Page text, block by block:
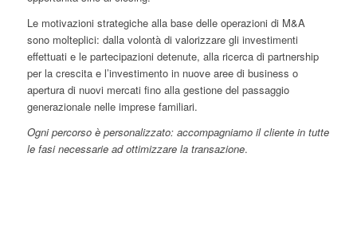
Le motivazioni strategiche alla base delle operazioni di M&A
sono molteplici: dalla volontà di valorizzare gli investimenti
effettuati e le partecipazioni detenute, alla ricerca di partnership
per la crescita e l’investimento in nuove aree di business o
apertura di nuovi mercati fino alla gestione del passaggio
generazionale nelle imprese familiari.
Ogni percorso è personalizzato: accompagniamo il cliente in tutte
le fasi necessarie ad ottimizzare la transazione.